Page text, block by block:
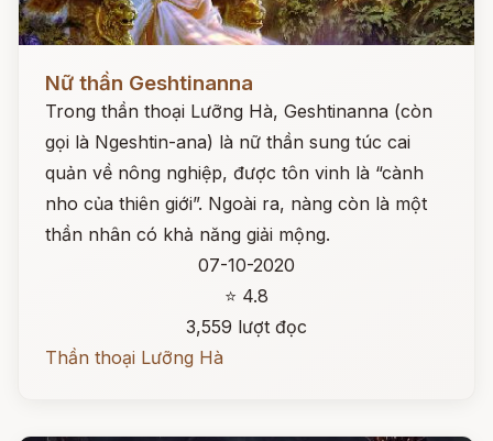
Nữ thần Geshtinanna
Trong thần thoại Lưỡng Hà, Geshtinanna (còn
gọi là Ngeshtin-ana) là nữ thần sung túc cai
quản về nông nghiệp, được tôn vinh là “cành
nho của thiên giới”. Ngoài ra, nàng còn là một
thần nhân có khả năng giải mộng.
07-10-2020
⭐ 4.8
3,559 lượt đọc
Thần thoại Lưỡng Hà